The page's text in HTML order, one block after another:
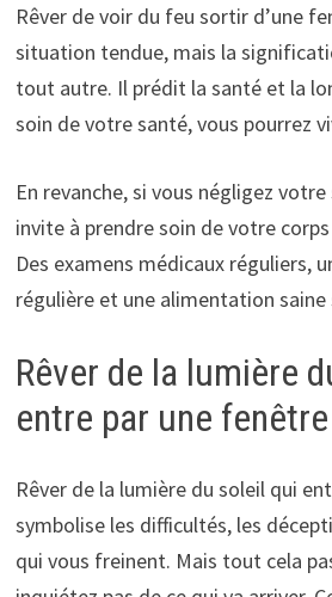
Rêver de voir du feu sortir d’une
situation tendue, mais la
tout autre. Il prédit la santé et la
soin de votre santé, vous pourrez
En revanche, si vous négligez
invite à prendre soin de votre
Des examens médicaux réguliers,
régulière et une alimentation
Rêver de la lumière
entre par une fenêtre
Rêver de la lumière du soleil qui
symbolise les difficultés, les
qui vous freinent. Mais tout cela